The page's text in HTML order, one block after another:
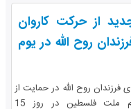
از حرکت کاروان
روح الله در یوم
فرزندان روح الله در حمایت از
انتفاضه سوم ملت فلسطین در روز 15